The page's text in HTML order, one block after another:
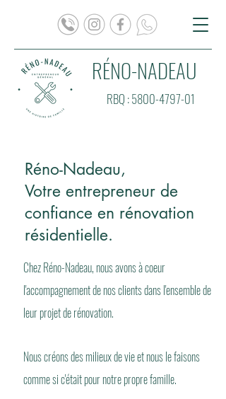
RBQ :5800-4797-01
RÉNO-NADEAU
Réno-Nadeau,
Votre entrepreneur de
confiance en rénovation
résidentielle.
Chez Réno-Nadeau, nousavons à coeur
l'accompagnement de nos clients dans l'ensemble de
leur projet de rénovation.
Nous créons des milieux de vie et nous le faisons
comme si c'était pour notre propre famille.